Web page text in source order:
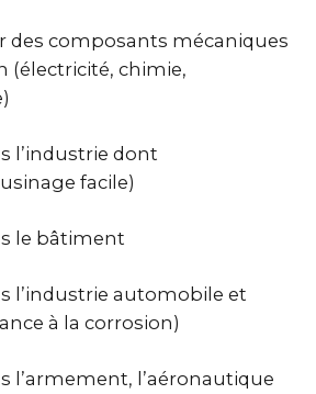
des composants mécaniques
(électricité, chimie,
l’industrie dont
facile)
le bâtiment
l’industrie automobile et
à la corrosion)
l’armement, l’aéronautique